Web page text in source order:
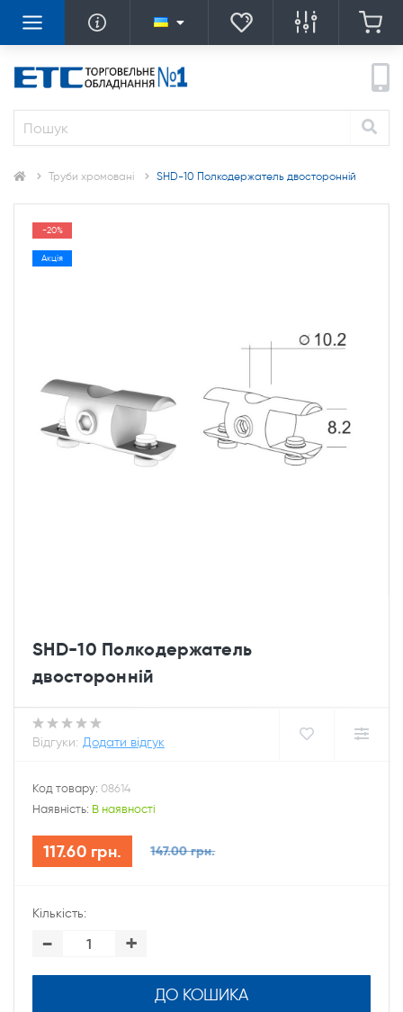
Труби хромовані SHD-10 Полкодержатель двосторонній
-20%
Акція
SHD-10 Полкодержатель
двосторонній
Відгуки: Додати відгук
Код товару: 08614
Наявність: В наявності
117.60 грн. 147.00 грн.
Кількість:
- +
ДО КОШИКА